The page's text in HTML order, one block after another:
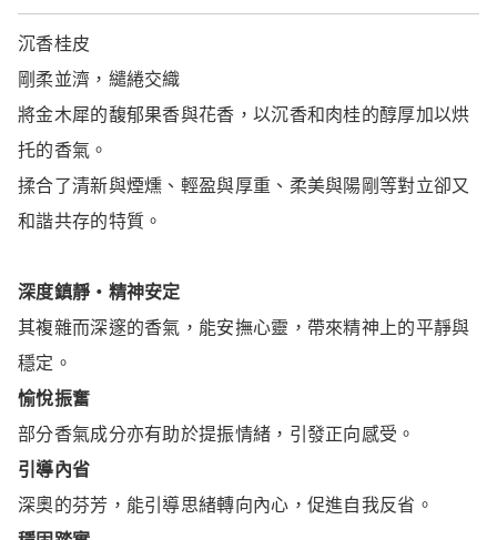
沉香桂皮
剛柔並濟，繾綣交織
將金木犀的馥郁果香與花香，以沉香和肉桂的醇厚加以烘
托的香氣。
揉合了清新與煙燻、輕盈與厚重、柔美與陽剛等對立卻又
和諧共存的特質。
深度鎮靜・精神安定
其複雜而深邃的香氣，能安撫心靈，帶來精神上的平靜與
穩定。
愉悅振奮
部分香氣成分亦有助於提振情緒，引發正向感受。
引導內省
深奧的芬芳，能引導思緒轉向內心，促進自我反省。